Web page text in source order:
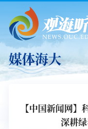
媒体海大
【中国新闻网
深耕